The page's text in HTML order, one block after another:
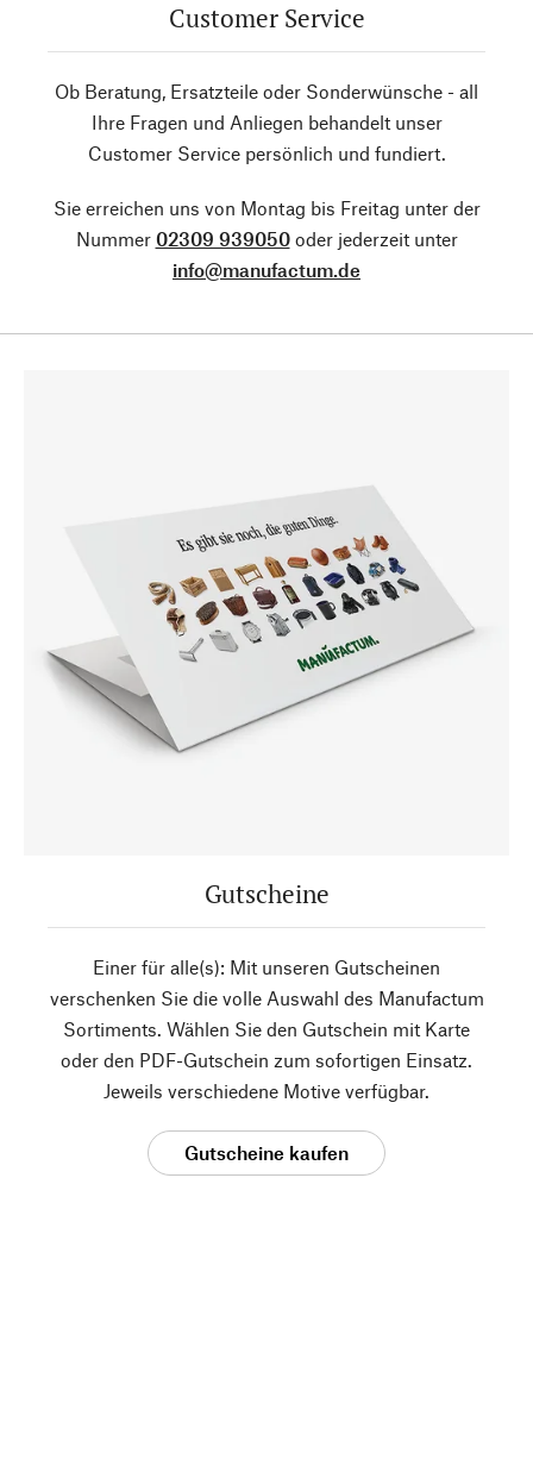
Customer Service
Ob Beratung, Ersatzteile oder Sonderwünsche - all
Ihre Fragen und Anliegen behandelt unser
Customer Service persönlich und fundiert.
Sie erreichen uns von Montag bis Freitag unter der
Nummer 02309 939050oder jederzeit unter
info@manufactum.de
Gutscheine
Einer für alle(s): Mit unseren Gutscheinen
verschenken Sie die volle Auswahl des Manufactum
Sortiments. Wählen Sie den Gutschein mit Karte
oder den PDF-Gutschein zum sofortigen Einsatz.
Jeweils verschiedene Motive verfügbar.
Gutscheine kaufen